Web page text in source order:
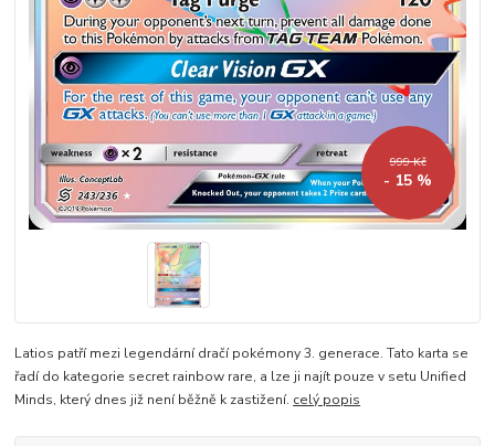
999 Kč
- 15 %
Latios patří mezi legendární dračí pokémony 3. generace. Tato karta se
řadí do kategorie secret rainbow rare, a lze ji najít pouze v setu Unified
Minds, který dnes již není běžně k zastižení. celý popis